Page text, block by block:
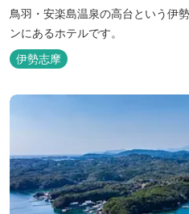
鳥羽・安楽島温泉の高台という伊
ンにあるホテルです。
伊勢志摩